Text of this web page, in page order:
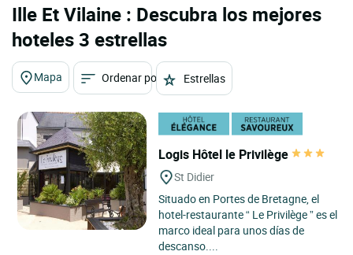
Ille Et Vilaine : Descubra los mejores
hoteles 3 estrellas
Mapa Ordenar por Estrellas
Logis Hôtel le Privilège
St Didier
Situado en Portes de Bretagne, el
hotel-restaurante “ Le Privilège ” es el
marco ideal para unos días de
descanso....